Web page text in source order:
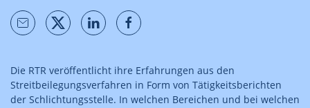
Die RTR veröffentlicht ihre Erfahrungen aus den
Streitbeilegungsverfahren in Form von Tätigkeitsberichten
der Schlichtungsstelle. In welchen Bereichen und bei welchen